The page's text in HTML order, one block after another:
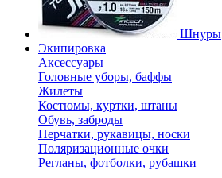
Шнуры
Экипировка
Аксессуары
Головные уборы, баффы
Жилеты
Костюмы, куртки, штаны
Обувь, заброды
Перчатки, рукавицы, носки
Поляризационные очки
Регланы, фотболки, рубашки